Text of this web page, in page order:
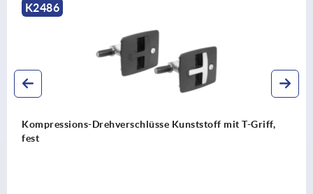
K2486
Kompressions-Drehverschlüsse Kunststoff mit T-Griff,
fest